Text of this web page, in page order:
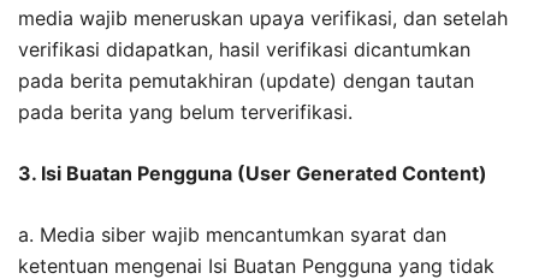
media wajib meneruskan upaya verifikasi, dan setelah
verifikasi didapatkan, hasil verifikasi dicantumkan
pada berita pemutakhiran (update) dengan tautan
pada berita yang belum terverifikasi.
3. Isi Buatan Pengguna (User Generated Content)
a. Media siber wajib mencantumkan syarat dan
ketentuan mengenai Isi Buatan Pengguna yang tidak